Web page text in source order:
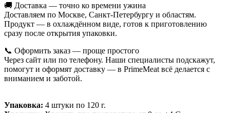
🚚 Доставка — точно ко времени ужина
Доставляем по Москве, Санкт-Петербургу и областям.
Продукт — в охлаждённом виде, готов к приготовлению
сразу после открытия упаковки.
📞 Оформить заказ — проще простого
Через сайт или по телефону. Наши специалисты подскажут,
помогут и оформят доставку — в PrimeMeat всё делается с
вниманием и заботой.
Упаковка: 4 штуки по 120 г.